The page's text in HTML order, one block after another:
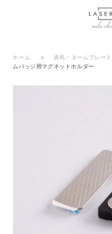
ホーム > 表札・ネームプレート
ムバッジ用マグネットホルダー